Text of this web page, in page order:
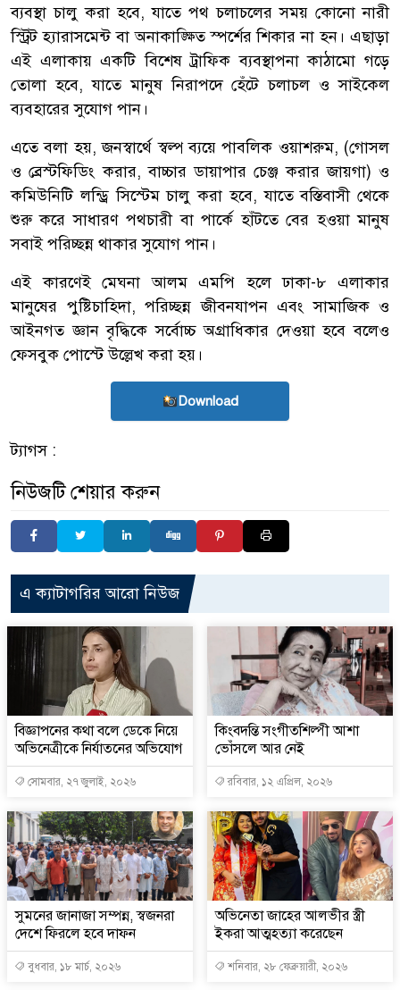
ব্যবস্থা চালু করা হবে, যাতে পথ চলাচলের সময় কোনো নারী
স্ট্রিট হ্যারাসমেন্ট বা অনাকাঙ্ক্ষিত স্পর্শের শিকার না হন। এছাড়া
এই এলাকায় একটি বিশেষ ট্রাফিক ব্যবস্থাপনা কাঠামো গড়ে
তোলা হবে, যাতে মানুষ নিরাপদে হেঁটে চলাচল ও সাইকেল
ব্যবহারের সুযোগ পান।
এতে বলা হয়, জনস্বার্থে স্বল্প ব্যয়ে পাবলিক ওয়াশরুম, (গোসল
ও ব্রেস্টফিডিং করার, বাচ্চার ডায়াপার চেঞ্জ করার জায়গা) ও
কমিউনিটি লন্ড্রি সিস্টেম চালু করা হবে, যাতে বস্তিবাসী থেকে
শুরু করে সাধারণ পথচারী বা পার্কে হাঁটতে বের হওয়া মানুষ
সবাই পরিচ্ছন্ন থাকার সুযোগ পান।
এই কারণেই মেঘনা আলম এমপি হলে ঢাকা-৮ এলাকার
মানুষের পুষ্টিচাহিদা, পরিচ্ছন্ন জীবনযাপন এবং সামাজিক ও
আইনগত জ্ঞান বৃদ্ধিকে সর্বোচ্চ অগ্রাধিকার দেওয়া হবে বলেও
ফেসবুক পোস্টে উল্লেখ করা হয়।
Download
ট্যাগস :
নিউজটি শেয়ার করুন
এ ক্যাটাগরির আরো নিউজ
বিজ্ঞাপনের কথা বলে ডেকে নিয়ে
অভিনেত্রীকে নির্যাতনের অভিযোগ
সোমবার, ২৭ জুলাই, ২০২৬
কিংবদন্তি সংগীতশিল্পী আশা
ভোঁসলে আর নেই
রবিবার, ১২ এপ্রিল, ২০২৬
সুমনের জানাজা সম্পন্ন, স্বজনরা
দেশে ফিরলে হবে দাফন
বুধবার, ১৮ মার্চ, ২০২৬
অভিনেতা জাহের আলভীর স্ত্রী
ইকরা আত্মহত্যা করেছেন
শনিবার, ২৮ ফেব্রুয়ারী, ২০২৬